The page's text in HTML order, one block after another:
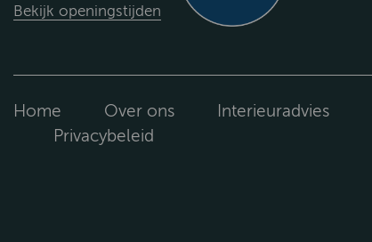
Bekijk openingstijden
Home Over ons Interieuradvies
Privacybeleid